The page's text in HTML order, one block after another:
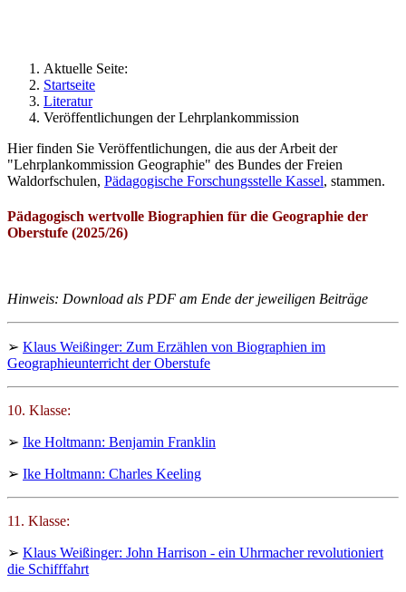
Aktuelle Seite:
Startseite
Literatur
Veröffentlichungen der Lehrplankommission
Hier finden Sie Veröffentlichungen, die aus der Arbeit der
"Lehrplankommission Geographie" des Bundes der Freien
Waldorfschulen, Pädagogische Forschungsstelle Kassel, stammen.
Pädagogisch wertvolle Biographien für die Geographie der
Oberstufe (2025/26)
Hinweis: Download als PDF am Ende der jeweiligen Beiträge
➢ Klaus Weißinger: Zum Erzählen von Biographien im
Geographieunterricht der Oberstufe
10. Klasse:
➢ Ike Holtmann: Benjamin Franklin
➢ Ike Holtmann: Charles Keeling
11. Klasse:
➢ Klaus Weißinger: John Harrison - ein Uhrmacher revolutioniert
die Schifffahrt